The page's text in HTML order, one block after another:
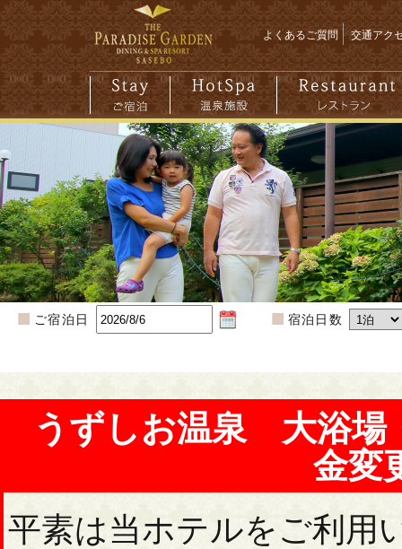
よくあるご質問 交通アク
ご宿泊日 宿泊日数
うずしお温泉 大浴場
金変
平素は当ホテルをご利用